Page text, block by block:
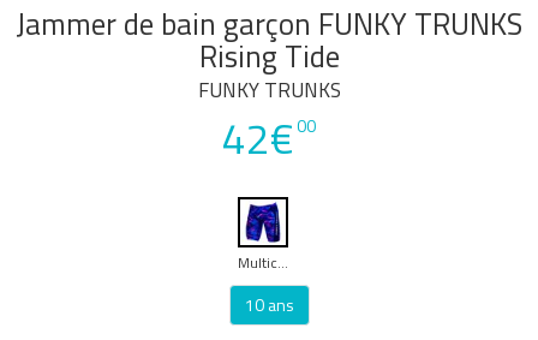
Jammer de bain garçon FUNKY TRUNKS
Rising Tide
FUNKY TRUNKS
42€00
Multicouleur
10 ans